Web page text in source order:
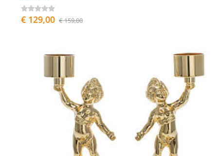
€ 129,00 € 159,00